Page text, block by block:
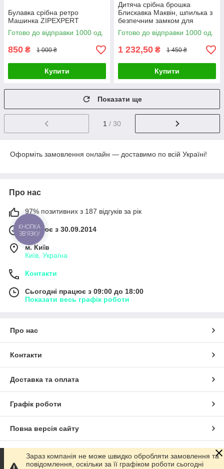
Булавка срібна ретро
Машинка ZIPEXPERT
Готово до відправки 1000 од.
850 ₴ 1 000 ₴
Купити
Дитяча срібна брошка
Блискавка Маквін, шпилька з
безпечним замком для
малюків, значок для одягу
Готово до відправки 1000 од.
1 232,50 ₴ 1 450 ₴
Купити
Показати ще
1 / 30
Оформіть замовлення онлайн — доставимо по всій Україні!
Про нас
97% позитивних з 187 відгуків за рік
Працює з 30.09.2014
м. Київ
Київ, Україна
Контакти
Сьогодні працює з 09:00 до 18:00
Показати весь графік роботи
Про нас
Контакти
Доставка та оплата
Графік роботи
Повна версія сайту
Сайт створено на маркетплейсі Prom.ua
Зараз компанія не може швидко обробляти замовлення та
повідомлення, оскільки за її графіком роботи сьогодні
КНОПКА
ЗВ'ЯЗКУ